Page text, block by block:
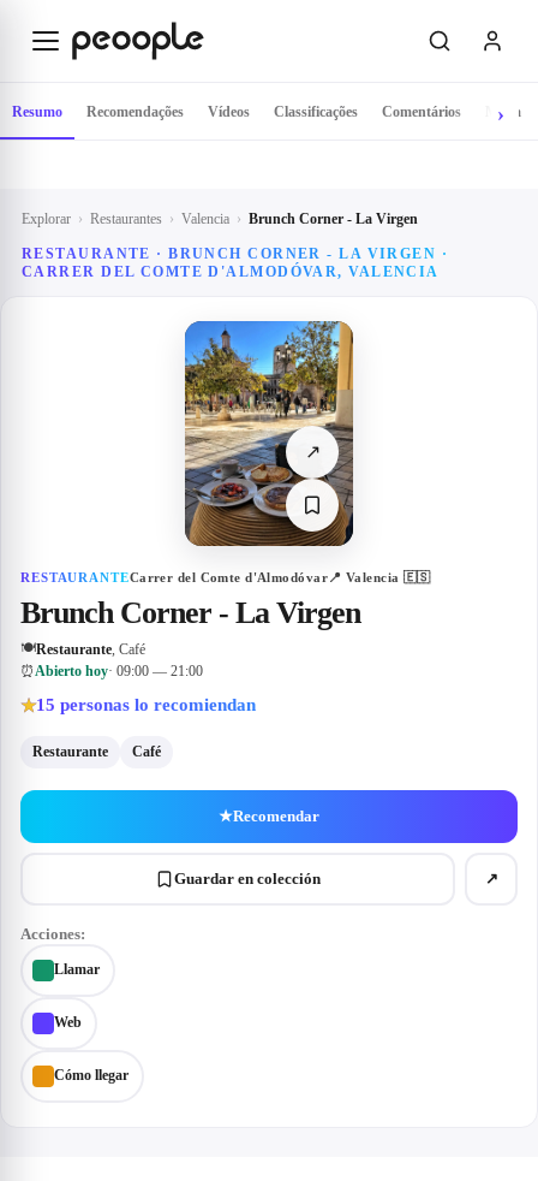
Explorar › Restaurantes › Valencia › Brunch Corner - La Virgen
RESTAURANTE · BRUNCH CORNER - LA VIRGEN ·
CARRER DEL COMTE D'ALMODÓVAR, VALENCIA
↗
RESTAURANTECarrer del Comte d'Almodóvar📍 Valencia 🇪🇸
Brunch Corner - La Virgen
🍽Restaurante , Café
⏰ Abierto hoy· 09:00 — 21:00
★15 personas lo recomiendan
Restaurante Café
★Recomendar
Guardar en colección ↗
Acciones:
Llamar
Web
Cómo llegar
Resumo Recomendações Vídeos Classificações Comentários Mapa